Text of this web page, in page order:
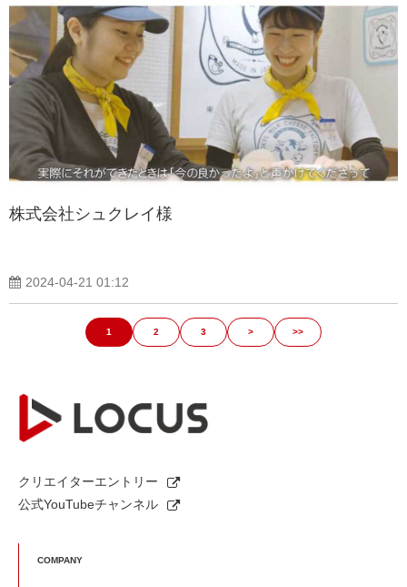
株式会社シュクレイ様
2024-04-21 01:12
1 2 3 > >>
クリエイターエントリー
公式YouTubeチャンネル
COMPANY